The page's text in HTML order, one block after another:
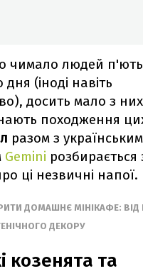
чимало людей п'ють
(іноді навіть
досить мало з них
походження
разом з українським
Gemini розбирається
ці незвичні напої.
ДОМАШНЄ МІНІКАФЕ:
ДЕКОРУ
козенята та